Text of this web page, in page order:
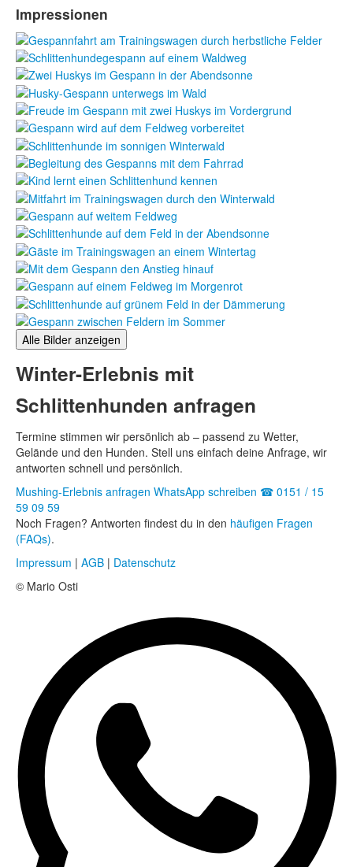
Impressionen
Alle Bilder anzeigen
Winter-Erlebnis mit
Schlittenhunden anfragen
Termine stimmen wir persönlich ab – passend zu Wetter,
Gelände und den Hunden. Stell uns einfach deine Anfrage, wir
antworten schnell und persönlich.
Mushing-Erlebnis anfragen WhatsApp schreiben ☎ 0151 / 15
59 09 59
Noch Fragen? Antworten findest du in den häufigen Fragen
(FAQs).
Impressum | AGB | Datenschutz
© Mario Osti